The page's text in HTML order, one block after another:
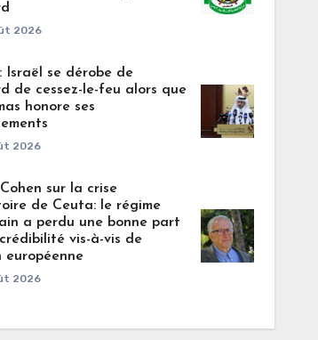
2026
Israël se dérobe de
de cessez-le-feu alors que
honore ses
2026
sur la crise
de Ceuta: le régime
a perdu une bonne part
vis-à-vis de
européenne
2026